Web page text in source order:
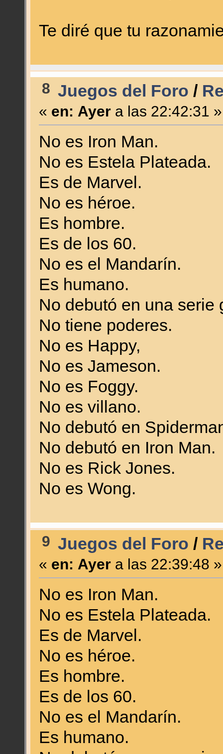
Te diré que tu
8 Juegos del Foro /
« en: Ayera las 22:42:31 »
No es Iron Man.
No es Estela Plateada.
Es de Marvel.
No es héroe.
Es hombre.
Es de los 60.
No es el Mandarín.
Es humano.
No debutó en una serie
No tiene poderes.
No es Happy,
No es Jameson.
No es Foggy.
No es villano.
No debutó en
No debutó en Iron Man.
No es Rick Jones.
No es Wong.
9 Juegos del Foro /
« en: Ayera las 22:39:48 »
No es Iron Man.
No es Estela Plateada.
Es de Marvel.
No es héroe.
Es hombre.
Es de los 60.
No es el Mandarín.
Es humano.